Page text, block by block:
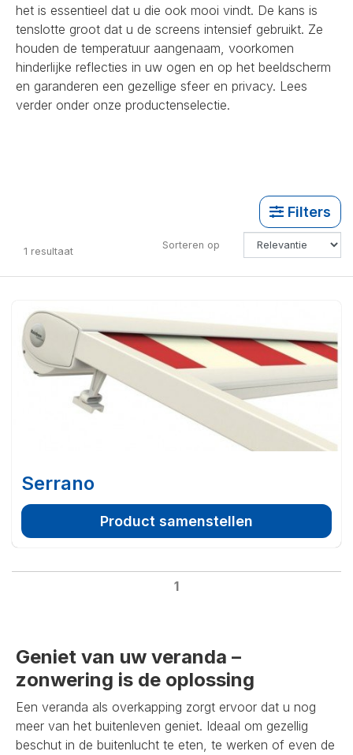
het is essentieel dat u die ook mooi vindt. De kans is
tenslotte groot dat u de screens intensief gebruikt. Ze
houden de temperatuur aangenaam, voorkomen
hinderlijke reflecties in uw ogen en op het beeldscherm
en garanderen een gezellige sfeer en privacy. Lees
verder onder onze productenselectie.
Filters
1 resultaat Sorteren op
Serrano
Product samenstellen
1
Geniet van uw veranda –
zonwering is de oplossing
Een veranda als overkapping zorgt ervoor dat u nog
meer van het buitenleven geniet. Ideaal om gezellig
beschut in de buitenlucht te eten, te werken of even de